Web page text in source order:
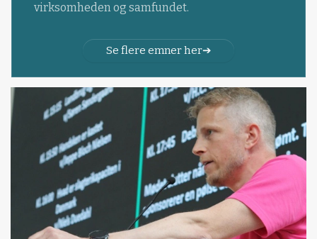
virksomheden og samfundet.
Se flere emner her